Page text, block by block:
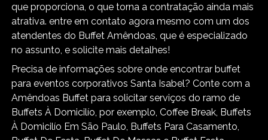
que proporciona, o que torna a contratação ainda mais
atrativa. entre em contato agora mesmo com um dos
atendentes do Buffet Amêndoas, que é especializado
no assunto, e solicite mais detalhes!
Precisa de informações sobre onde encontrar buffet
para eventos corporativos Santa Isabel? Conte com a
Amêndoas Buffet para solicitar serviços do ramo de
Buffets À Domicilío, por exemplo, Coffee Break, Buffets
À Domicilío Em São Paulo, Buffets Para Casamento,